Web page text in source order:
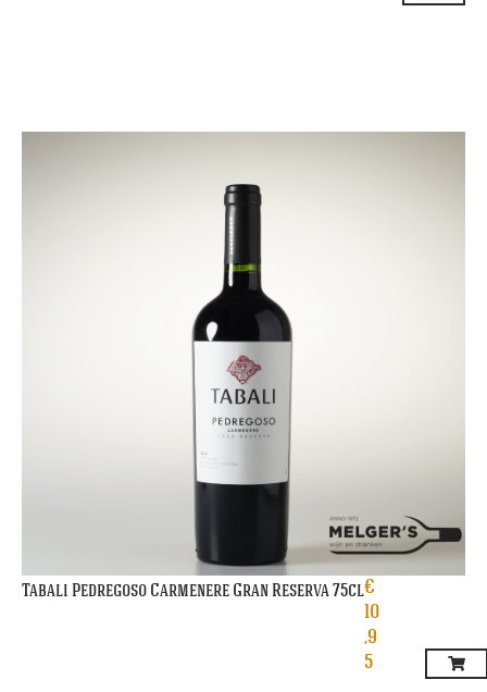
Tabali Pedregoso Carmenere Gran Reserva 75cl€
10
,9
5